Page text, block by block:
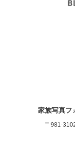
家族写真フ
〒981-